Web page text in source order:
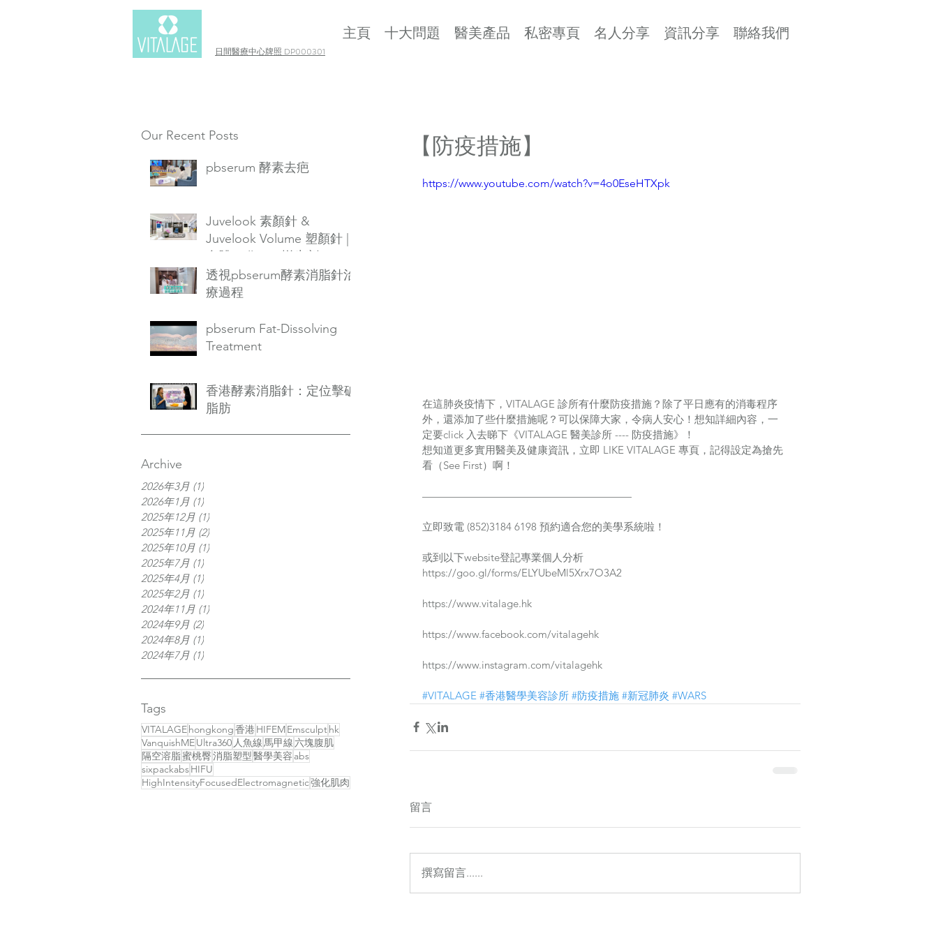
主頁 十大問題 醫美產品 私密專頁 名人分享 資訊分享 聯絡我們
日間醫療中心牌照 DP000301
Our Recent Posts
pbserum 酵素去疤
Juvelook 素顏針 &
Juvelook Volume 塑顏針 |
自體Collagen增生劑
透視pbserum酵素消脂針治
療過程
pbserum Fat-Dissolving
Treatment
香港酵素消脂針：定位擊破
脂肪
Archive
2026年3月 (1)
2026年1月 (1)
2025年12月 (1)
2025年11月 (2)
2025年10月 (1)
2025年7月 (1)
2025年4月 (1)
2025年2月 (1)
2024年11月 (1)
2024年9月 (2)
2024年8月 (1)
2024年7月 (1)
Tags
VITALAGEhongkong香港 HIFEMEmsculpthk
VanquishMEUltra360 人魚線馬甲線六塊腹肌
隔空溶脂蜜桃臀消脂塑型醫學美容 abs
sixpackabsHIFU
HighIntensityFocusedElectromagnetic強化肌肉
【防疫措施】
https://www.youtube.com/watch?v=4o0EseHTXpk
在這肺炎疫情下，VITALAGE 診所有什麼防疫措施？除了平日應有的消毒程序
外，還添加了些什麼措施呢？可以保障大家，令病人安心！想知詳細內容，一
定要click 入去睇下《VITALAGE 醫美診所 ---- 防疫措施》！
想知道更多實用醫美及健康資訊，立即 LIKE VITALAGE 專頁，記得設定為搶先
看（See First）啊！
————————————————————
立即致電 (852)3184 6198 預約適合您的美學系統啦！
或到以下website登記專業個人分析
https://goo.gl/forms/ELYUbeMl5Xrx7O3A2
https://www.vitalage.hk
https://www.facebook.com/vitalagehk
https://www.instagram.com/vitalagehk
#VITALAGE #香港醫學美容診所 #防疫措施 #新冠肺炎 #WARS
留言
撰寫留言......